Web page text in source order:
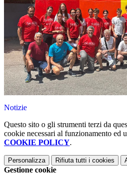
Notizie
Questo sito o gli strumenti terzi da
cookie necessari al funzionamento ed
COOKIE POLICY.
Personalizza Rifiuta tutti i cookies
Gestione cookie